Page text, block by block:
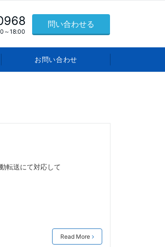
～18:00
問い合わせる
お問い合わせ
転送にて対応して
Read More